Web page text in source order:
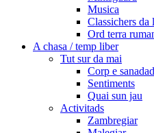
Musica
Classichers
Ord terra
A chasa / temp liber
Tut sur da mai
Corp e sanadad
Sentiments
Quai sun jau
Activitads
Zambregiar